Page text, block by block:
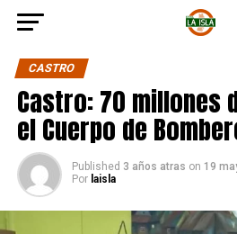
CASTRO
Castro: 70 millones
el Cuerpo de
Published 3 años atras on 19
Por laisla